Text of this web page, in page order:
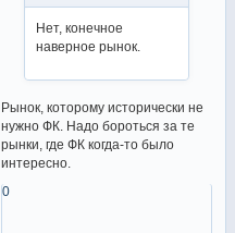
Нет, конечное
наверное рынок.
Рынок, которому исторически не
нужно ФК. Надо бороться за те
рынки, где ФК когда-то было
интересно.
0